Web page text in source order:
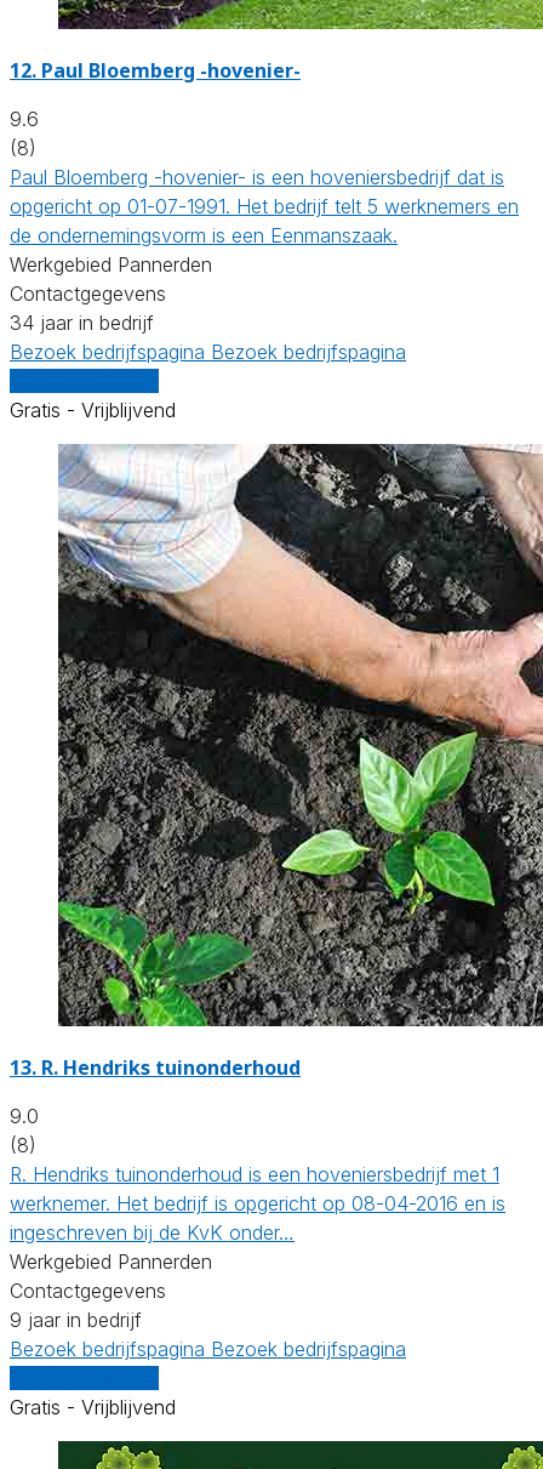
12. Paul Bloemberg -hovenier-
9.6
(8)
Paul Bloemberg -hovenier- is een hoveniersbedrijf dat is
opgericht op 01-07-1991. Het bedrijf telt 5 werknemers en
de ondernemingsvorm is een Eenmanszaak.
Werkgebied Pannerden
Contactgegevens
34 jaar in bedrijf
Bezoek bedrijfspagina Bezoek bedrijfspagina
Gratis - Vrijblijvend
13. R. Hendriks tuinonderhoud
9.0
(8)
R. Hendriks tuinonderhoud is een hoveniersbedrijf met 1
werknemer. Het bedrijf is opgericht op 08-04-2016 en is
ingeschreven bij de KvK onder…
Werkgebied Pannerden
Contactgegevens
9 jaar in bedrijf
Bezoek bedrijfspagina Bezoek bedrijfspagina
Gratis - Vrijblijvend